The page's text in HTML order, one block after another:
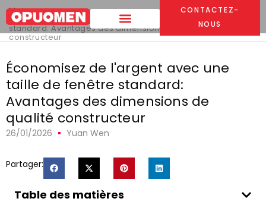
CONTACTEZ-
NOUS
Maison >
Économisez de l'argent avec une taille de fenêtre
standard: Avantages des dimensions de qualité
constructeur
Économisez de l'argent avec une
taille de fenêtre standard:
Avantages des dimensions de
qualité constructeur
26/01/2026 Yuan Wen
Partager:
Table des matières